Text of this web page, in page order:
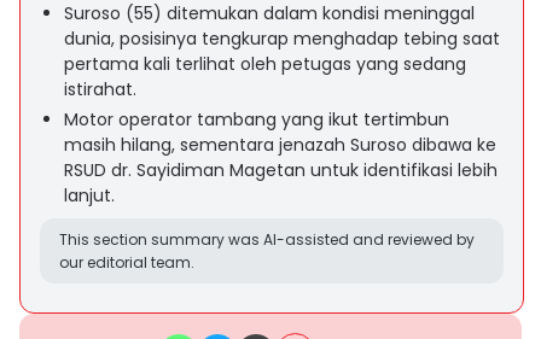
Suroso (55) ditemukan dalam kondisi meninggal
dunia, posisinya tengkurap menghadap tebing saat
pertama kali terlihat oleh petugas yang sedang
istirahat.
Motor operator tambang yang ikut tertimbun
masih hilang, sementara jenazah Suroso dibawa ke
RSUD dr. Sayidiman Magetan untuk identifikasi lebih
lanjut.
This section summary was AI-assisted and reviewed by
our editorial team.